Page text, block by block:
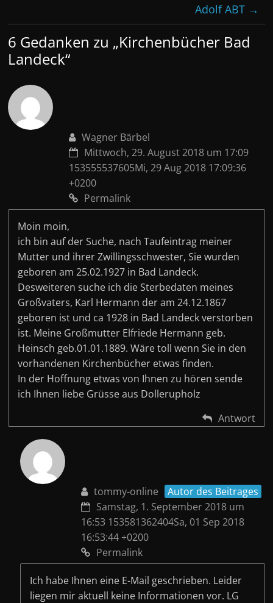
Adolf ABT →
6 Gedanken zu „Kirchenbücher Bad
Landeck“
Wagner Bärbel
Mittwoch, 29. August 2018 um 17:09
153555537605Mi, 29 Aug 2018 17:09:36
+0200
Permalink
Moin moin,
ich bin auf der Suche, nach Taufeintrag meiner
Mutter und ihrer Zwillingsschwester, Sie wurden
geboren am 25.02.1927 in Bad Landeck.
Desweiteren suche ich die Sterbedaten meines
Großvaters, Karl Hermann der am 24.12.1867
geboren ist und ca 1928 in Bad Landeck verstorben
ist. Meine Großmutter Elfriede Hermann geb.
Heinsch geb.01.01.1889. Wäre toll wenn Sie in den
vorhandenen Kirchenbücher etwas finden.
In der Hoffnung etwas von Ihnen zu hören sende
ich Ihnen liebe Grüsse aus Dollerupholz
Antwort
tommy-online
Autor des Beitrages
Samstag, 1. September 2018 um
16:53 153581362404Sa, 01 Sep 2018
16:53:44 +0200
Permalink
Ich habe Ihnen eine E-Mail geschrieben. Leider
liegen mir aktuell keine Informationen vor. LG